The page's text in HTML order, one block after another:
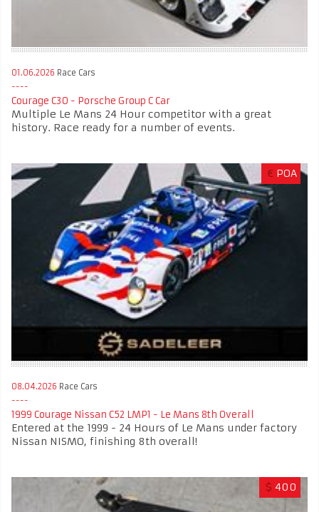
01.06.2026 Race Cars
Courage C30 - Porsche Group C Car
Multiple Le Mans 24 Hour competitor with a great
history. Race ready for a number of events.
€ POA
08.04.2026 Race Cars
1999 Courage Nissan C52 LMP1 - Le Mans 8th Overall
Entered at the 1999 - 24 Hours of Le Mans under factory
Nissan NISMO, finishing 8th overall!
$ 400